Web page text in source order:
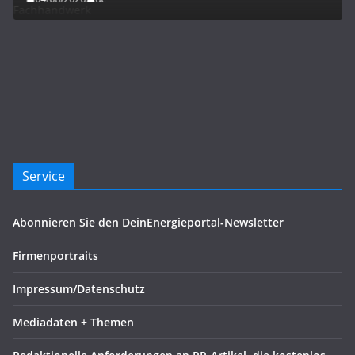
Service
Abonnieren Sie den DeinEnergieportal-Newsletter
Firmenportraits
Impressum/Datenschutz
Mediadaten + Themen